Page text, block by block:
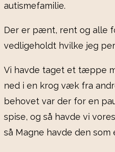
autismefamilie.
Der er pænt, rent og alle
vedligeholdt hvilke jeg
Vi havde taget et tæppe
ned i en krog væk fra
behovet var der for en
spise, og så havde vi
så Magne havde den